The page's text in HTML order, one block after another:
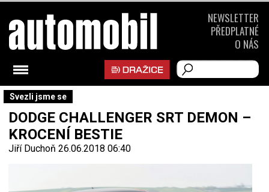
Svezli jsme se
DODGE CHALLENGER SRT DEMON –
KROCENÍ BESTIE
Jiří Duchoň 26.06.2018 06:40
NEWSLETTER
PŘEDPLATNÉ
O NÁS